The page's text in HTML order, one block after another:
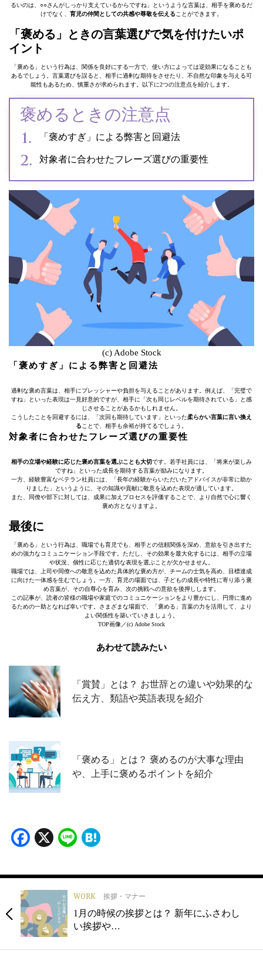
るいのは、○○さんがしっかり支えているからですね」というような言葉は、相手を褒めるだ
けでなく、 育児の仲間としての共感や尊敬を伝える ことができます。
「褒める」ときの言葉選びで気を付けたいポ
イント
「褒める」という行為は、関係を良好にする一方で、使い方によっては逆効果になることも
あるでしょう。言葉選びを誤ると、相手に過剰な期待をさせたり、不自然な印象を与える可
能性もあるため、慎重さが求められます。以下に2つの注意点を紹介します。
褒めるときの注意点
「褒めすぎ」による弊害と回避法
対象者に合わせたフレーズ選びの重要性
(c) Adobe Stock
「褒めすぎ」による弊害と回避法
過剰な褒め言葉は、相手にプレッシャーや負担を与えることがあります。例えば、「完璧で
すね」といった表現は一見好意的ですが、相手に「次も同じレベルを期待されている」と感
じさせることがあるかもしれません。
こうしたことを回避するには、「次回も期待しています」といった柔らかい言葉に言い換え
る ことで、相手も余裕が持てるでしょう。
対象者に合わせたフレーズ選びの重要性
相手の立場や経験に応じた褒め言葉を選ぶことも大切です。若手社員には、「将来が楽しみ
ですね」といった成長を期待する言葉が励みになります。
一方、経験豊富なベテラン社員には、「長年の経験からいただいたアドバイスが非常に助か
りました」というように、その知識や貢献に敬意を込めた表現が適しています。
また、同僚や部下に対しては、成果に加えプロセスを評価することで、より自然で心に響く
褒め方となりますよ。
最後に
「褒める」という行為は、職場でも育児でも、相手との信頼関係を深め、意欲を引き出すた
めの強力なコミュニケーション手段です。ただし、その効果を最大化するには、相手の立場
や状況、個性に応じた適切な表現を選ぶことが欠かせません。
職場では、上司や同僚への敬意を込めた具体的な褒め方が、チームの士気を高め、目標達成
に向けた一体感を生むでしょう。一方、育児の場面では、子どもの成長や特性に寄り添う褒
め言葉が、その自尊心を育み、次の挑戦への意欲を後押しします。
この記事が、読者の皆様の職場や家庭でのコミュニケーションをより豊かにし、円滑に進め
るための一助となれば幸いです。さまざまな場面で、「褒める」言葉の力を活用して、より
よい関係性を築いていきましょう。
TOP画像／(c) Adobe Stock
あわせて読みたい
「賞賛」とは？ お世辞との違いや効果的な
伝え方、類語や英語表現を紹介
「褒める」とは？ 褒めるのが大事な理由
や、上手に褒めるポイントを紹介
Facebook
X Line
WORK 挨拶・マナー
1月の時候の挨拶とは？ 新年にふさわし
い挨拶や…